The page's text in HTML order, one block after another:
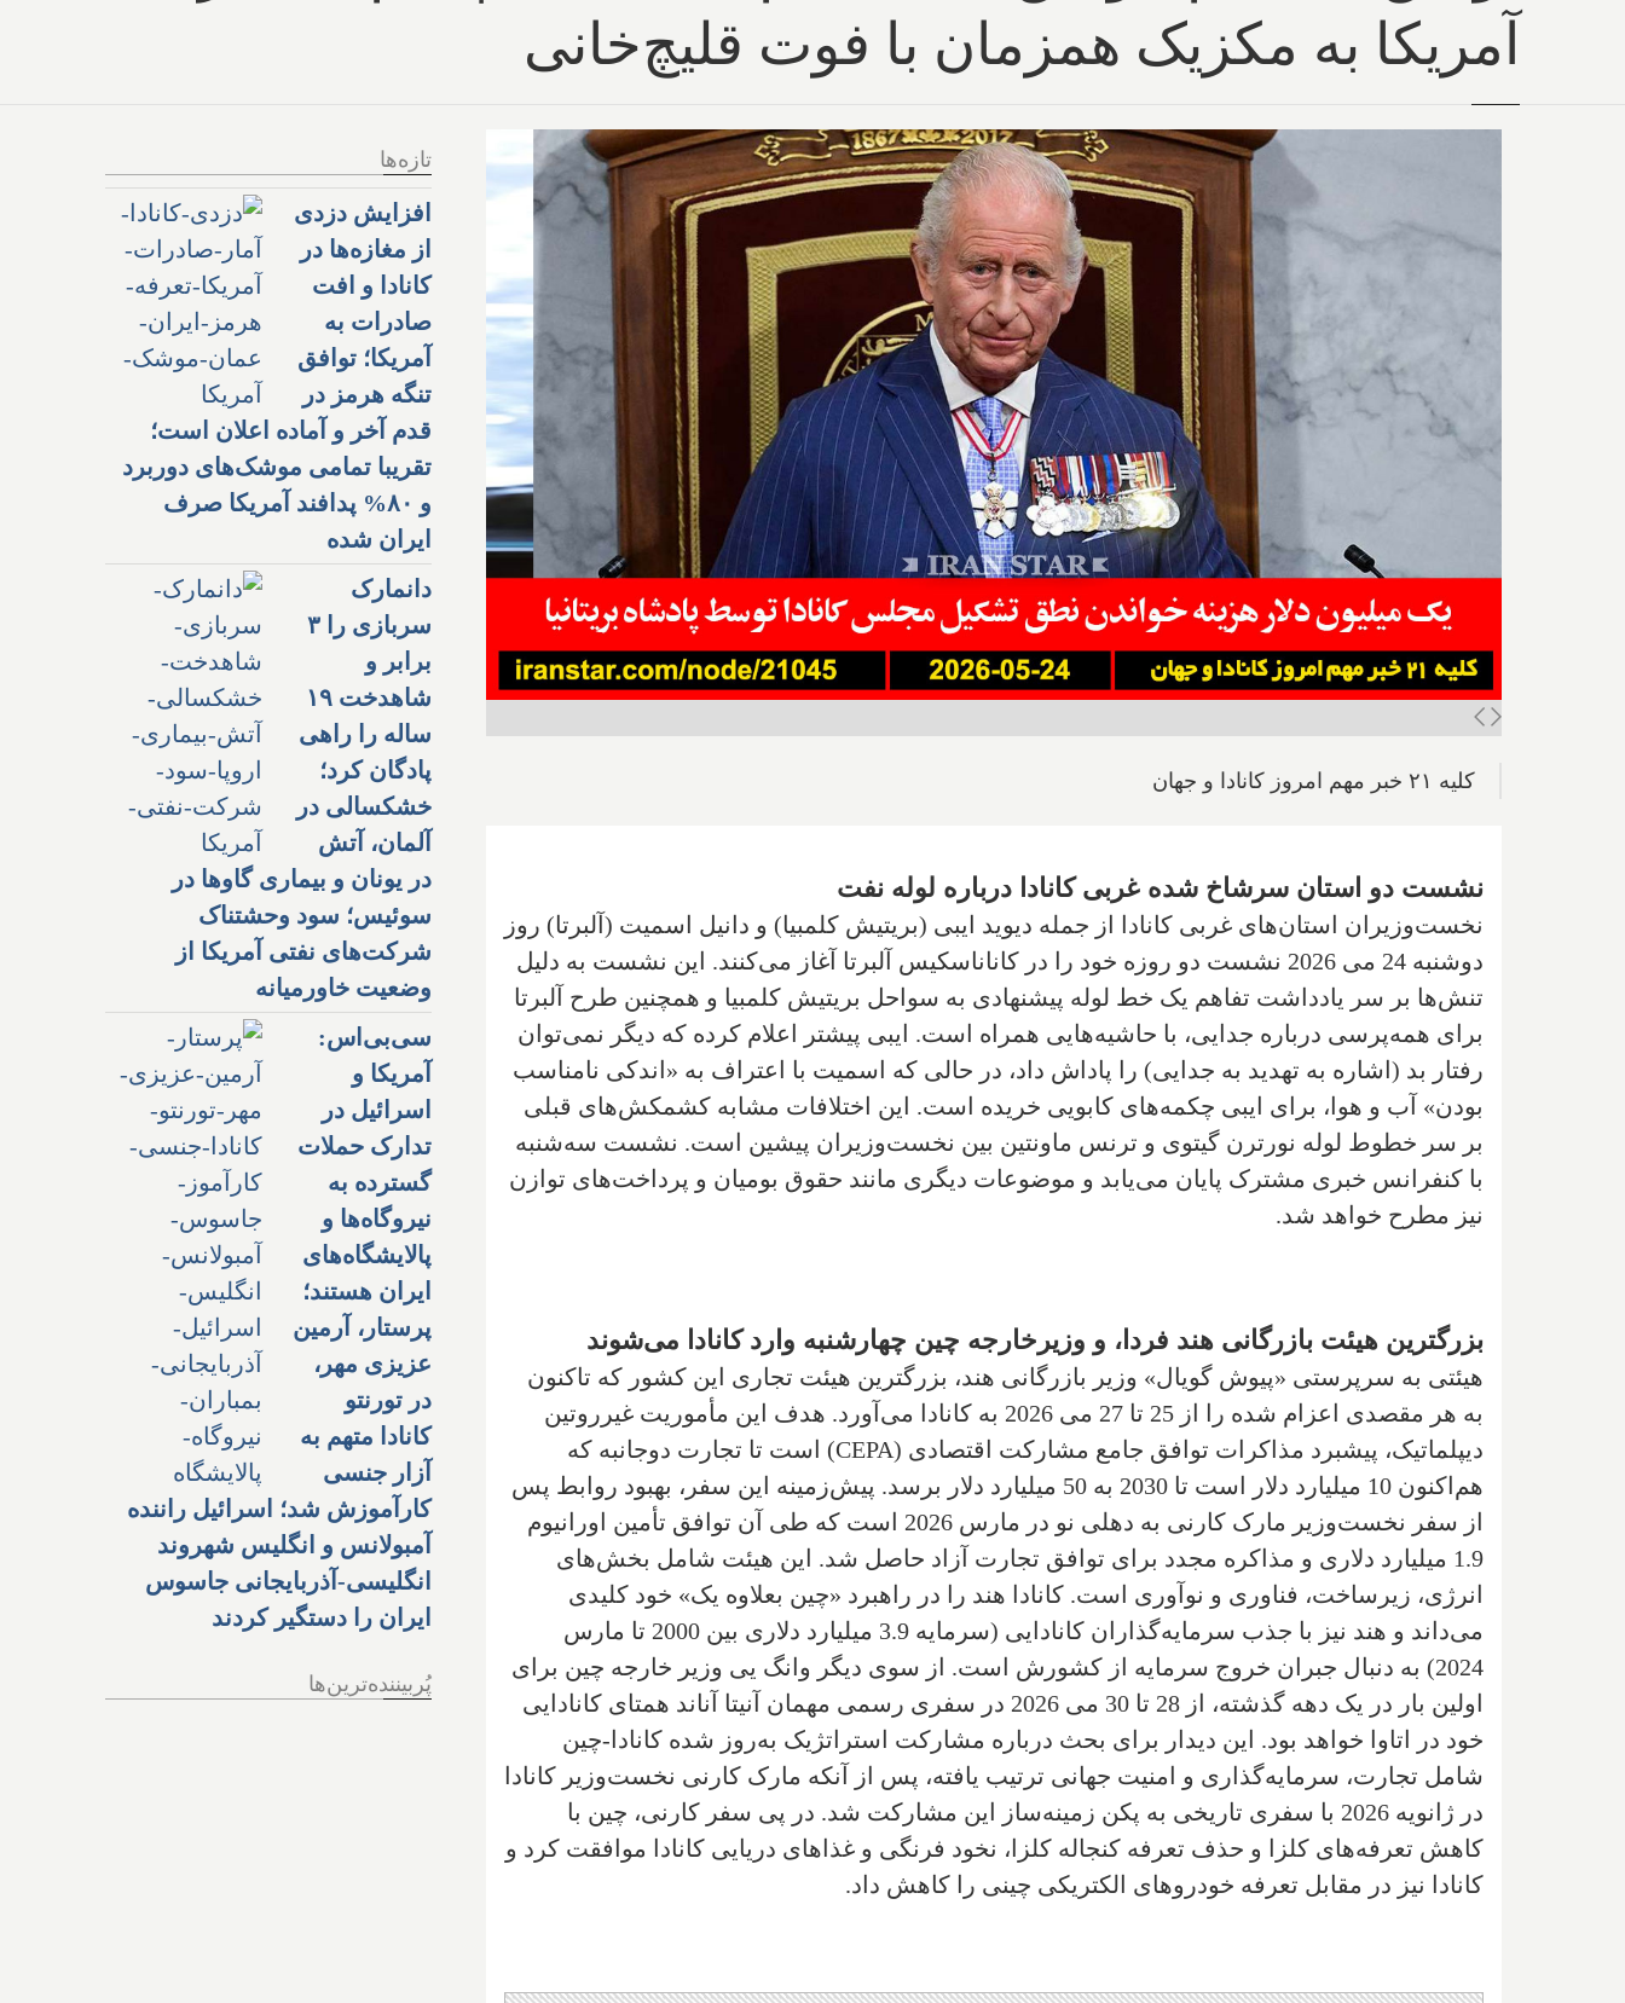
آمریکا به مکزیک همزمان با فوت قلیچ‌خانی
کلیه ۲۱ خبر مهم امروز کانادا و جهان
نشست دو استان سرشاخ شده غربی کانادا درباره لوله نفت
نخست‌وزیران استان‌های غربی کانادا از جمله دیوید ایبی (بریتیش کلمبیا) و دانیل اسمیت (آلبرتا) روز
دوشنبه 24 می 2026 نشست دو روزه خود را در کاناناسکیس آلبرتا آغاز می‌کنند. این نشست به دلیل
تنش‌ها بر سر یادداشت تفاهم یک خط لوله پیشنهادی به سواحل بریتیش کلمبیا و همچنین طرح آلبرتا
برای همه‌پرسی درباره جدایی، با حاشیه‌هایی همراه است. ایبی پیشتر اعلام کرده که دیگر نمی‌توان
رفتار بد (اشاره به تهدید به جدایی) را پاداش داد، در حالی که اسمیت با اعتراف به «اندکی نامناسب
بودن» آب و هوا، برای ایبی چکمه‌های کابویی خریده است. این اختلافات مشابه کشمکش‌های قبلی
بر سر خطوط لوله نورترن گیتوی و ترنس ماونتین بین نخست‌وزیران پیشین است. نشست سه‌شنبه
با کنفرانس خبری مشترک پایان می‌یابد و موضوعات دیگری مانند حقوق بومیان و پرداخت‌های توازن
نیز مطرح خواهد شد.
بزرگترین هیئت بازرگانی هند فردا، و وزیرخارجه چین چهارشنبه وارد کانادا می‌شوند
هیئتی به سرپرستی «پیوش گویال» وزیر بازرگانی هند، بزرگترین هیئت تجاری این کشور که تاکنون
به هر مقصدی اعزام شده را از 25 تا 27 می 2026 به کانادا می‌آورد. هدف این مأموریت غیرروتین
دیپلماتیک، پیشبرد مذاکرات توافق جامع مشارکت اقتصادی (CEPA) است تا تجارت دوجانبه که
هم‌اکنون 10 میلیارد دلار است تا 2030 به 50 میلیارد دلار برسد. پیش‌زمینه این سفر، بهبود روابط پس
از سفر نخست‌وزیر مارک کارنی به دهلی نو در مارس 2026 است که طی آن توافق تأمین اورانیوم
1.9 میلیارد دلاری و مذاکره مجدد برای توافق تجارت آزاد حاصل شد. این هیئت شامل بخش‌های
انرژی، زیرساخت، فناوری و نوآوری است. کانادا هند را در راهبرد «چین بعلاوه یک» خود کلیدی
می‌داند و هند نیز با جذب سرمایه‌گذاران کانادایی (سرمایه 3.9 میلیارد دلاری بین 2000 تا مارس
2024) به دنبال جبران خروج سرمایه از کشورش است. از سوی دیگر وانگ یی وزیر خارجه چین برای
اولین بار در یک دهه گذشته، از 28 تا 30 می 2026 در سفری رسمی مهمان آنیتا آناند همتای کانادایی
خود در اتاوا خواهد بود. این دیدار برای بحث درباره مشارکت استراتژیک به‌روز شده کانادا-چین
شامل تجارت، سرمایه‌گذاری و امنیت جهانی ترتیب یافته، پس از آنکه مارک کارنی نخست‌وزیر کانادا
در ژانویه 2026 با سفری تاریخی به پکن زمینه‌ساز این مشارکت شد. در پی سفر کارنی، چین با
کاهش تعرفه‌های کلزا و حذف تعرفه کنجاله کلزا، نخود فرنگی و غذاهای دریایی کانادا موافقت کرد و
کانادا نیز در مقابل تعرفه خودروهای الکتریکی چینی را کاهش داد.
تازه‌ها
افزایش دزدی
از مغازه‌ها در
کانادا و افت
صادرات به
آمریکا؛ توافق
تنگه هرمز در
قدم آخر و آماده اعلان است؛
تقریبا تمامی موشک‌های دوربرد
و ۸۰% پدافند آمریکا صرف
ایران شده
دانمارک
سربازی را ۳
برابر و
شاهدخت ۱۹
ساله را راهی
پادگان کرد؛
خشکسالی در
آلمان، آتش
در یونان و بیماری گاوها در
سوئیس؛ سود وحشتناک
شرکت‌های نفتی آمریکا از
وضعیت خاورمیانه
سی‌بی‌اس:
آمریکا و
اسرائیل در
تدارک حملات
گسترده به
نیروگاه‌ها و
پالایشگاه‌های
ایران هستند؛
پرستار، آرمین
عزیزی مهر،
در تورنتو
کانادا متهم به
آزار جنسی
کارآموزش شد؛ اسرائیل راننده
آمبولانس و انگلیس شهروند
انگلیسی-آذربایجانی جاسوس
ایران را دستگیر کردند
پُربیننده‌ترین‌ها